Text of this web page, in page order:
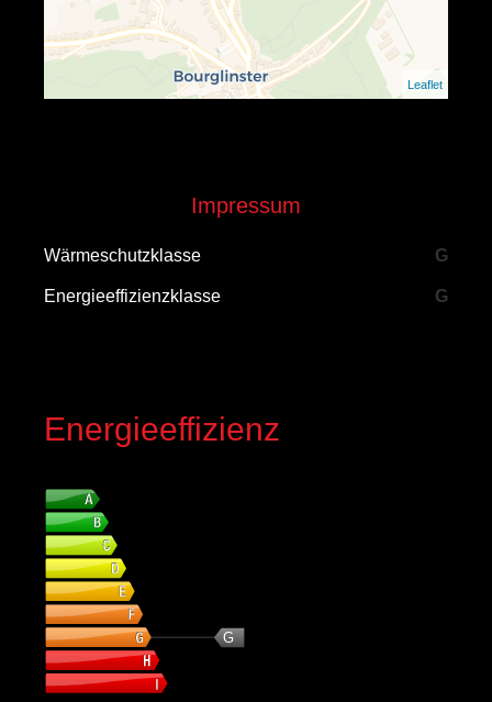
Leaflet
Impressum
Wärmeschutzklasse G
Energieeffizienzklasse G
Energieeffizienz
G